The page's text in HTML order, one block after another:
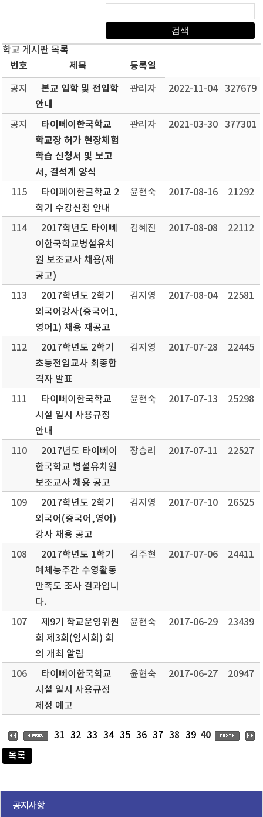
학교 게시판 목록
번호 제목 등록일
공지
본교 입학 및 전입학
안내
관리자 2022-11-04 327679
공지
타이뻬이한국학교
학교장 허가 현장체험
학습 신청서 및 보고
서, 결석계 양식
관리자 2021-03-30 377301
115
타이페이한글학교 2
학기 수강신청 안내
윤현숙 2017-08-16 21292
114
2017학년도 타이뻬
이한국학교병설유치
원 보조교사 채용(재
공고)
김혜진 2017-08-08 22112
113
2017학년도 2학기
외국어강사(중국어1,
영어1) 채용 재공고
김지영 2017-08-04 22581
112
2017학년도 2학기
초등전임교사 최종합
격자 발표
김지영 2017-07-28 22445
111
타이뻬이한국학교
시설 일시 사용규정
안내
윤현숙 2017-07-13 25298
110
2017년도 타이뻬이
한국학교 병설유치원
보조교사 채용 공고
장승리 2017-07-11 22527
109
2017학년도 2학기
외국어(중국어,영어)
강사 채용 공고
김지영 2017-07-10 26525
108
2017학년도 1학기
예체능주간 수영활동
만족도 조사 결과입니
다.
김주현 2017-07-06 24411
107
제9기 학교운영위원
회 제3회(임시회) 회
의 개최 알림
윤현숙 2017-06-29 23439
106
타이뻬이한국학교
시설 일시 사용규정
제정 예고
윤현숙 2017-06-27 20947
31 32 33 34 35 36 37 38 39 40
목록
공지사항